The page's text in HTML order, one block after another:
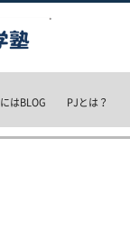
はBLOG PJとは？